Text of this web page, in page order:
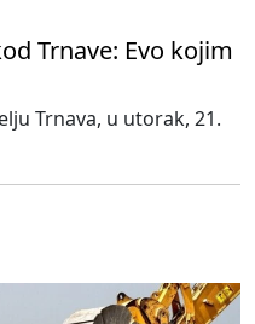
Trnave: Evo kojim
Trnava, u utorak, 21.